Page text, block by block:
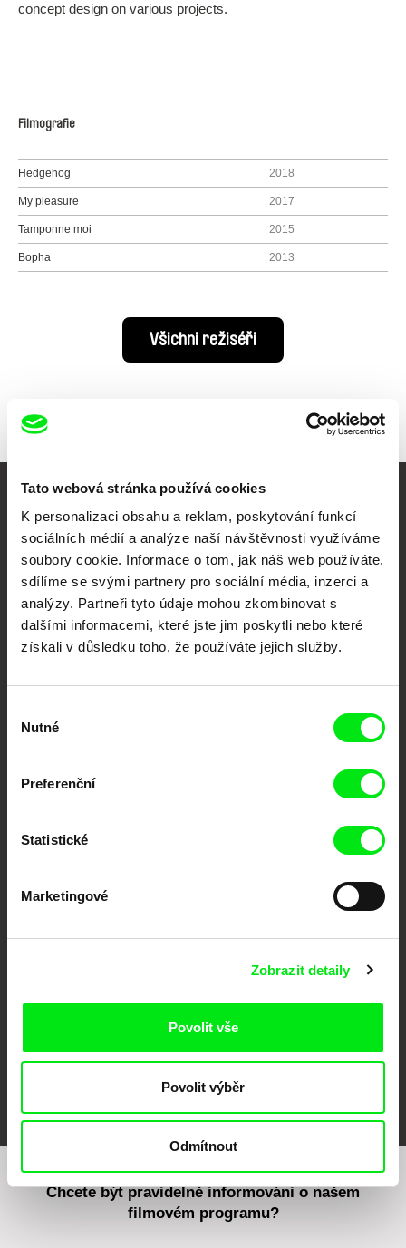
Tato webová stránka používá cookies
K personalizaci obsahu a reklam, poskytování funkcí
sociálních médií a analýze naší návštěvnosti využíváme
soubory cookie. Informace o tom, jak náš web používáte,
sdílíme se svými partnery pro sociální média, inzerci a
analýzy. Partneři tyto údaje mohou zkombinovat s
dalšími informacemi, které jste jim poskytli nebo které
získali v důsledku toho, že používáte jejich služby.
souhlasu
Nutné
Preferenční
Statistické
Marketingové
Zobrazit detaily
Povolit vše
Povolit výběr
Odmítnout
concept design on various projects.
Filmografie
Hedgehog 2018
My pleasure 2017
Tamponne moi 2015
Bopha 2013
Všichni režiséři
Vaše online
dokumentární kino
Nové festivalové filmy
každý týden
DOK Leipzig
Chcete být pravidelně informováni o našem
filmovém programu?